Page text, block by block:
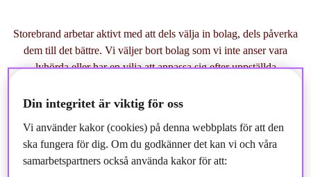
Storebrand arbetar aktivt med att dels välja in bolag, dels påverka
dem till det bättre. Vi väljer bort bolag som vi inte anser vara
lyhörda eller har en vilja att anpassa sig efter uppställda
oss att få prata mer om vad vi faktiskt gör.
Din integritet är viktig för oss
Vi använder kakor (cookies) på denna webbplats för att den
ska fungera för dig. Om du godkänner det kan vi och våra
samarbetspartners också använda kakor för att: